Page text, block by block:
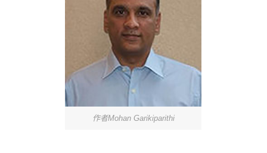
作者Mohan Garikiparithi